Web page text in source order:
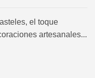
el toque
artesanales...